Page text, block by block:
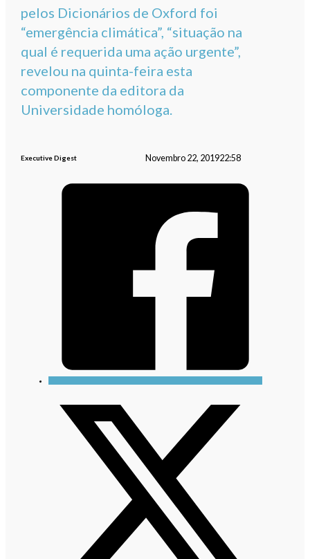
pelos Dicionários de Oxford foi
“emergência climática”, “situação na
qual é requerida uma ação urgente”,
revelou na quinta-feira esta
componente da editora da
Universidade homóloga.
Executive Digest Novembro 22, 201922:58